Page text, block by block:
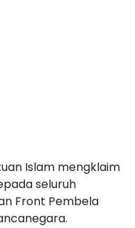
Islam mengklaim
seluruh
Front Pembela